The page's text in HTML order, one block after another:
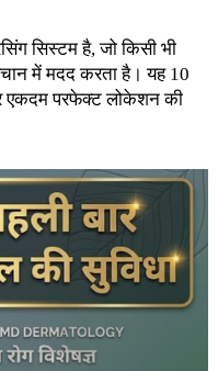
सिस्टम है, जो किसी भी
में मदद करता है। यह 10
एकदम परफेक्ट लोकेशन की